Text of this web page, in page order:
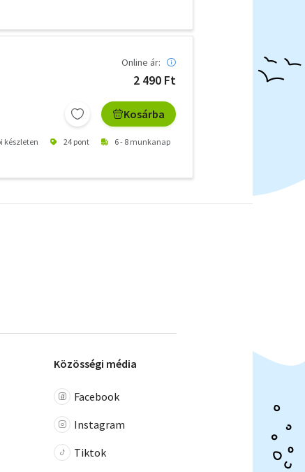
Online ár:
2 490 Ft
Kosárba
készleten 24 pont 6 - 8 munkanap
Közösségi média
Facebook
Instagram
Tiktok